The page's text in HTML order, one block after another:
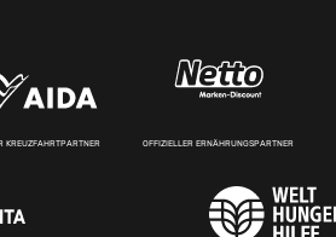
KREUZFAHRTPARTNER OFFIZIELLER ERNÄHRUNGSPARTNER